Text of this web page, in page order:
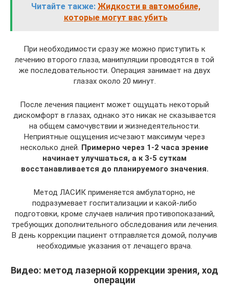
Читайте также: Жидкости в автомобиле,
которые могут вас убить
При необходимости сразу же можно приступить к
лечению второго глаза, манипуляции проводятся в той
же последовательности. Операция занимает на двух
глазах около 20 минут.
После лечения пациент может ощущать некоторый
дискомфорт в глазах, однако это никак не сказывается
на общем самочувствии и жизнедеятельности.
Неприятные ощущения исчезают максимум через
несколько дней. Примерно через 1-2 часа зрение
начинает улучшаться, а к 3-5 суткам
восстанавливается до планируемого значения.
Метод ЛАСИК применяется амбулаторно, не
подразумевает госпитализации и какой-либо
подготовки, кроме случаев наличия противопоказаний,
требующих дополнительного обследования или лечения.
В день коррекции пациент отправляется домой, получив
необходимые указания от лечащего врача.
Видео: метод лазерной коррекции зрения, ход
операции